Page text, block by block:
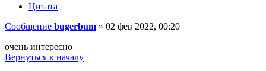
Цитата
Сообщение bugerbum » 02 фев 2022, 00:20
очень интересно
Вернуться к началу